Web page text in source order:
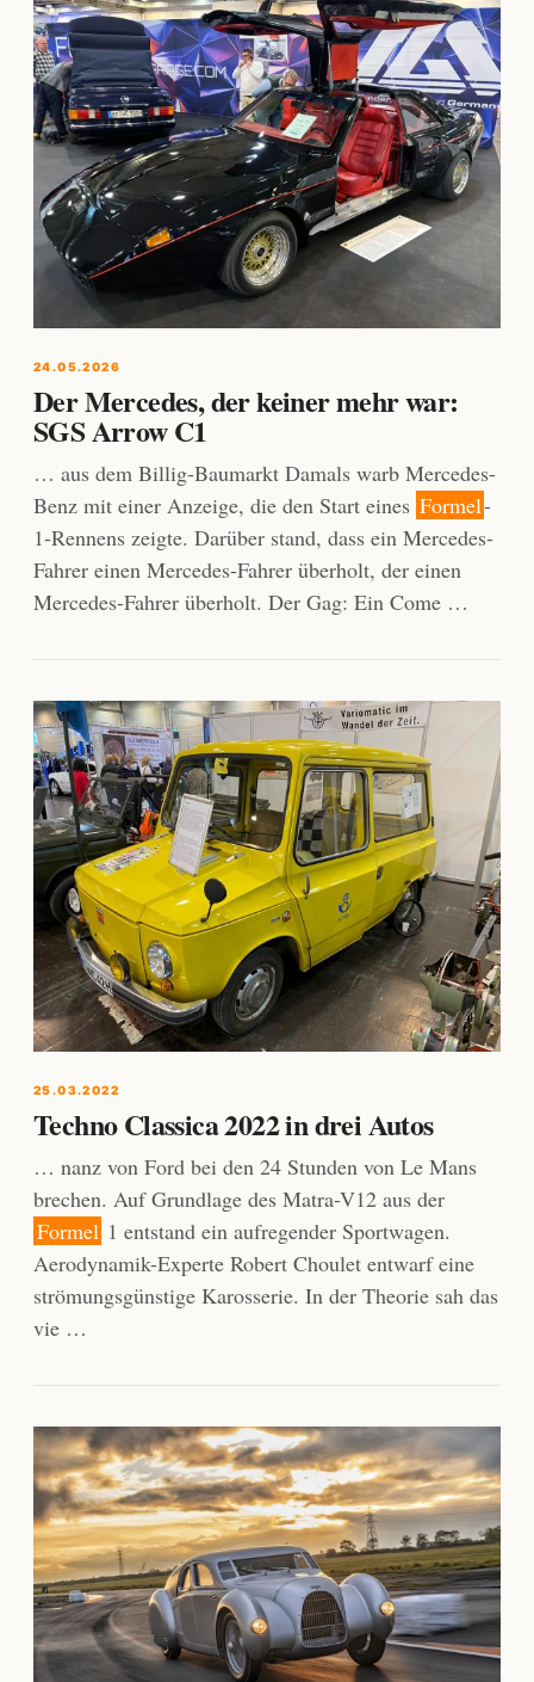
24.05.2026
Der Mercedes, der keiner mehr war:
SGS Arrow C1
… aus dem Billig-Baumarkt Damals warb Mercedes-
Benz mit einer Anzeige, die den Start eines Formel-
1-Rennens zeigte. Darüber stand, dass ein Mercedes-
Fahrer einen Mercedes-Fahrer überholt, der einen
Mercedes-Fahrer überholt. Der Gag: Ein Come …
25.03.2022
Techno Classica 2022 in drei Autos
… nanz von Ford bei den 24 Stunden von Le Mans
brechen. Auf Grundlage des Matra-V12 aus der
Formel 1 entstand ein aufregender Sportwagen.
Aerodynamik-Experte Robert Choulet entwarf eine
strömungsgünstige Karosserie. In der Theorie sah das
vie …